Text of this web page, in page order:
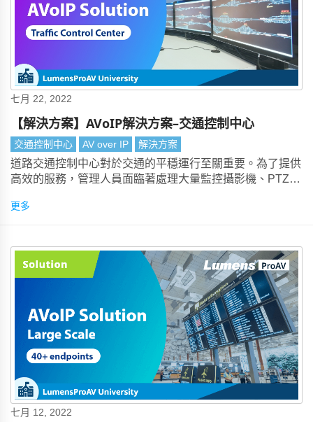
七月 22, 2022
【解決方案】AVoIP解決方案–交通控制中心
交通控制中心 AV over IP 解決方案
道路交通控制中心對於交通的平穩運行至關重要。為了提供
高效的服務，管理人員面臨著處理大量監控攝影機、PTZ攝
更多
七月 12, 2022